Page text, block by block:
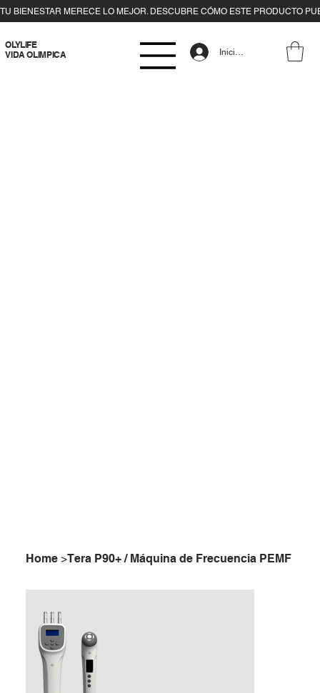
OLYLIFE
VIDA OLIMPICA
Iniciar sesión
Home >Tera P90+ / Máquina de Frecuencia PEMF